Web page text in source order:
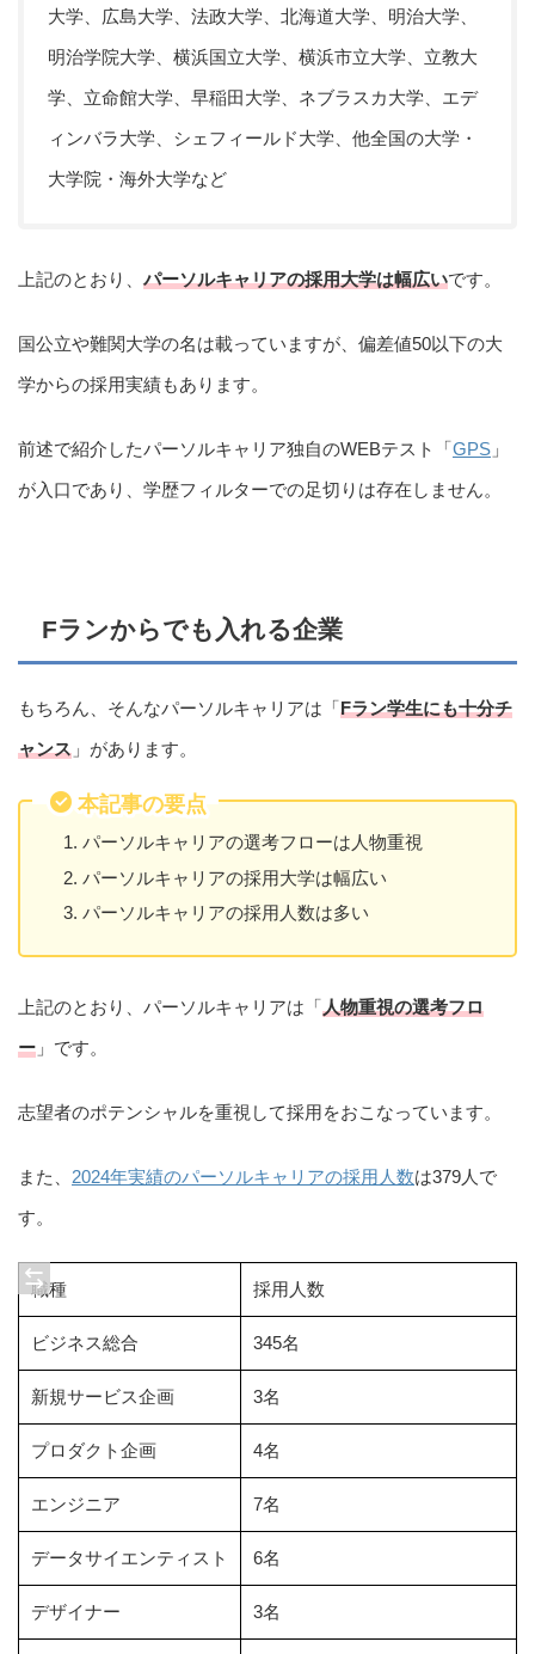
大学、広島大学、法政大学、北海道大学、明治大学、
明治学院大学、横浜国立大学、横浜市立大学、立教大
学、立命館大学、早稲田大学、ネブラスカ大学、エデ
ィンバラ大学、シェフィールド大学、他全国の大学・
大学院・海外大学など
上記のとおり、 パーソルキャリアの採用大学は幅広いです。
国公立や難関大学の名は載っていますが、偏差値50以下の大
学からの採用実績もあります。
前述で紹介したパーソルキャリア独自のWEBテスト「GPS 」
が入口であり、学歴フィルターでの足切りは存在しません。
Fランからでも入れる企業
もちろん、そんなパーソルキャリアは「Fラン学生にも十分チ
ャンス 」があります。
本記事の要点
パーソルキャリアの選考フローは人物重視
パーソルキャリアの採用大学は幅広い
パーソルキャリアの採用人数は多い
上記のとおり、パーソルキャリアは「人物重視の選考フロ
ー 」です。
志望者のポテンシャルを重視して採用をおこなっています。
また、 2024年実績のパーソルキャリアの採用人数は379人で
す。
職種 採用人数
ビジネス総合 345名
新規サービス企画 3名
プロダクト企画 4名
エンジニア 7名
データサイエンティスト 6名
デザイナー 3名